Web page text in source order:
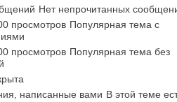
Нет непрочитанных
Популярная тема с
Популярная тема без
В этой теме